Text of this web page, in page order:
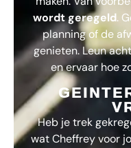
wordt geregeld.
planning of de
genieten. Leun
en ervaar hoe
Heb je trek
watCheffreyvoor